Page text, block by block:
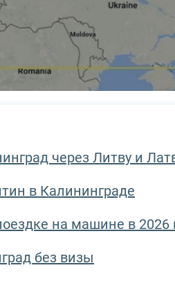
через Литву и
в Калининграде
на машине в 2026
без визы